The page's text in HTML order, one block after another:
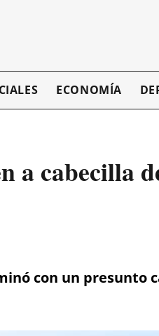
ECONOMÍA
cabecilla
con un presunto